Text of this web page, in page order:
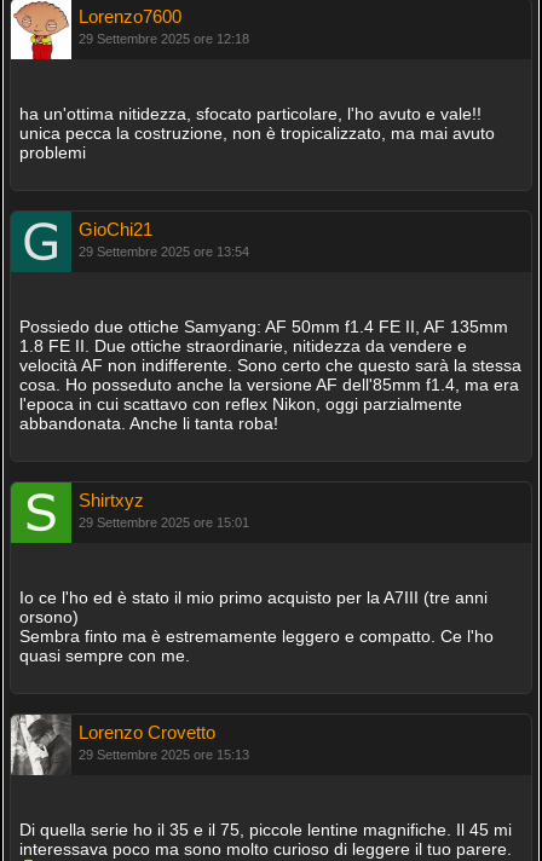
Lorenzo7600
29 Settembre 2025 ore 12:18
ha un'ottima nitidezza, sfocato particolare, l'ho avuto e vale!!
unica pecca la costruzione, non è tropicalizzato, ma mai avuto
problemi
GioChi21
29 Settembre 2025 ore 13:54
Possiedo due ottiche Samyang: AF 50mm f1.4 FE II, AF 135mm
1.8 FE II. Due ottiche straordinarie, nitidezza da vendere e
velocità AF non indifferente. Sono certo che questo sarà la stessa
cosa. Ho posseduto anche la versione AF dell'85mm f1.4, ma era
l'epoca in cui scattavo con reflex Nikon, oggi parzialmente
abbandonata. Anche li tanta roba!
Shirtxyz
29 Settembre 2025 ore 15:01
Io ce l'ho ed è stato il mio primo acquisto per la A7III (tre anni
orsono)
Sembra finto ma è estremamente leggero e compatto. Ce l'ho
quasi sempre con me.
Lorenzo Crovetto
29 Settembre 2025 ore 15:13
Di quella serie ho il 35 e il 75, piccole lentine magnifiche. Il 45 mi
interessava poco ma sono molto curioso di leggere il tuo parere.